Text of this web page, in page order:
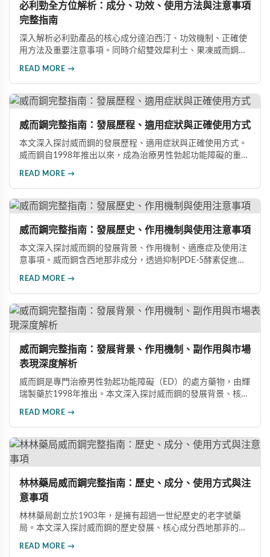
必利勁全方位解析：成分、功效、使用方法與注意事項
完整指南
深入解析必利勁產品的核心成分達泊西汀、功效機制、正確使
用方法及重要注意事項。同時介紹雙效犀利士、果凍威而鋼雙
READ MORE →
威而鋼完整指南：發展歷程、適用症狀與正確使用方式
本文深入探討威而鋼的發展歷程、適用症狀與正確使用方式。
威而鋼自1998年推出以來，成為治療男性勃起功能障礙的重要
READ MORE →
威而鋼完整指南：發展歷史、作用機制與使用注意事項
本文深入探討威而鋼的發展背景、作用機制、適應症及使用注
意事項。威而鋼含西地那非成分，透過抑制PDE-5酵素促進血
READ MORE →
威而鋼完整指南：發展背景、作用機制、副作用與市場
表現深度解析
威而鋼是專門治療男性勃起功能障礙（ED）的處方藥物，由輝
瑞製藥於1998年推出。本文深入探討威而鋼的發展背景、核心
READ MORE →
林林藥局威而鋼完整指南：歷史、成分、使用方式與注
意事項
林林藥局創立於1903年，是擁有超過一世紀歷史的老字號藥
局。本文深入探討威而鋼的歷史發展、核心成分西地那非的作
READ MORE →